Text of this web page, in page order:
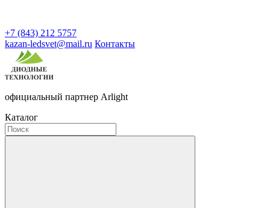
+7 (843) 212 5757
kazan-ledsvet@mail.ru Контакты
официальный партнер Arlight
Каталог